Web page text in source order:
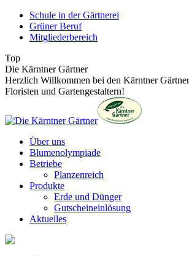
Zum
Inhalt
springen
Schule in der Gärtnerei
Grüner Beruf
Mitgliederbereich
Top
Die Kärntner Gärtner
Herzlich Willkommen bei den Kärntner
Floristen und Gartengestaltern!
Über uns
Blumenolympiade
Betriebe
Planzenreich
Produkte
Erde und Dünger
Gutscheineinlösung
Aktuelles